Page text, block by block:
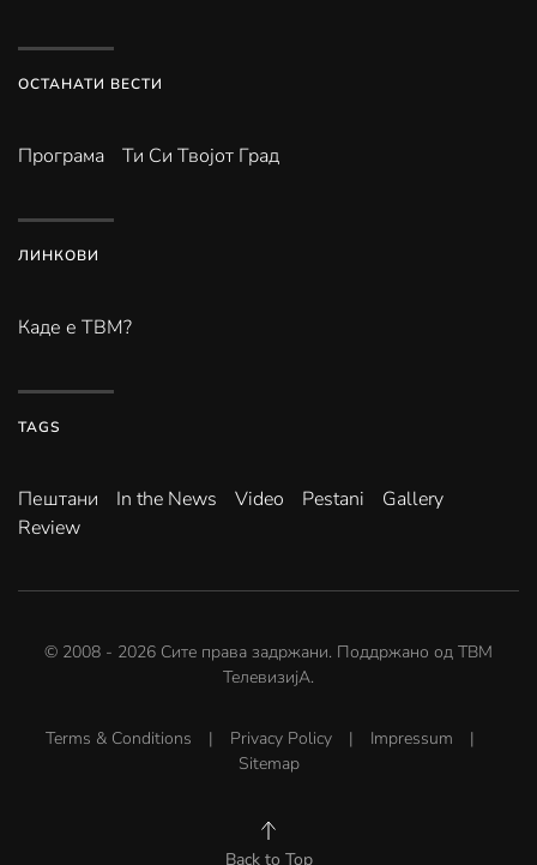
ОСТАНАТИ ВЕСТИ
Програма Ти Си Твојот Град
ЛИНКОВИ
Каде е ТВМ?
TAGS
Пештани In the News Video Pestani
Gallery
Review
© 2008 - 2026 Сите права задржани. Поддржано од ТВМ
ТелевизијА.
Terms & Conditions | Privacy Policy | Impressum |
Sitemap
Back to Top